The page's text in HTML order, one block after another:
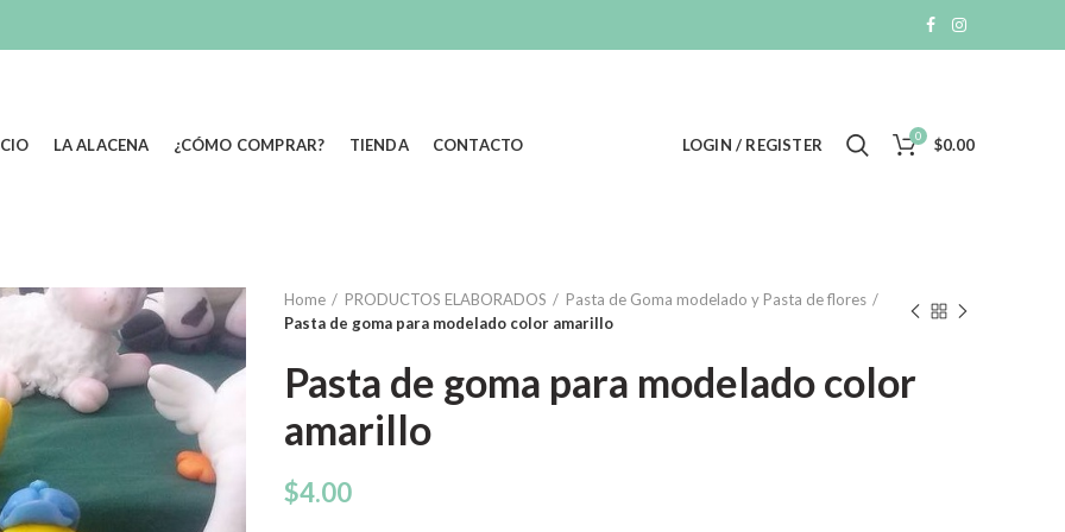
LA ALACENA ¿CÓMO COMPRAR? TIENDA CONTACTO LOGIN / REGISTER 0 $0.00
Home PRODUCTOS ELABORADOS
Pasta de Goma modelado y Pasta de flores
Pasta de goma para modelado color amarillo
Pasta de goma para modelado color
amarillo
$4.00